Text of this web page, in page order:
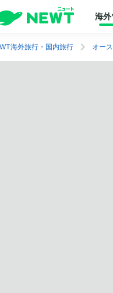
海外
海外旅行・国内旅行 オー